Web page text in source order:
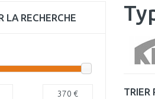
TRIER
LA RECHERCHE
370 €